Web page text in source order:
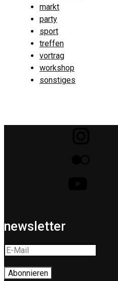
markt
party
sport
treffen
vortrag
workshop
sonstiges
newsletter